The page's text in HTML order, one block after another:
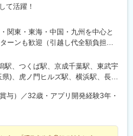
湊川駅、小路駅、常盤駅(岡山県)、
木鉄道線)、住之江公園駅、上前津
道駅、蒔田駅、赤羽岩淵駅、セン
寺駅、自由ケ丘駅(愛知県)、出島
新千葉駅、神谷町駅、新高島駅、
屋駅、梅田駅(地下鉄)、富山駅、京
三滝駅、舟入本町駅、花田口駅、
陵前駅、野田駅(阪神線)、肥後橋
て活躍！
関東・東海・中国・九州を中心と
ーンも歓迎（引越し代全額負担な
トにより、一部完全在宅／リモー
ア（大阪、京都、兵庫、奈良、和歌
神奈川、千葉、埼玉、栃木、つく
エリア（福岡、熊本など）のプロ
、基本的には本人が希望する場合
駅、つくば駅、京成千葉駅、東武宇
)、虎ノ門ヒルズ駅、横浜駅、長野
駅、三宮駅(神戸新交通)、山陽姫
)、高松駅(香川県)、天神駅、花畑
、岩国駅、可部駅、横川駅(広島
与）／32歳・アプリ開発経験3年・